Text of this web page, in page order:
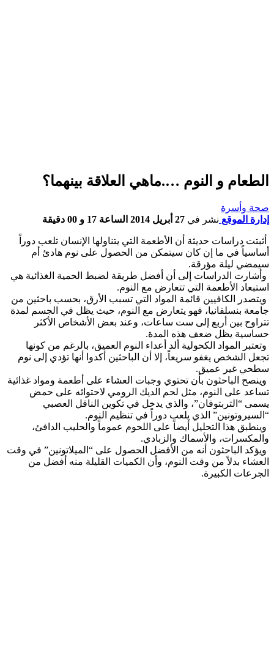
الطعام و النوم ….ماهي العلاقة بينهما؟
صحة وأسرة
إدارة الموقع نشر في 27 أبريل 2014 الساعة 17 و 00 دقيقة
أثبتت دراسات حديثة أن الأطعمة التي يتناولها الإنسان تلعب دوراً
أساسياً في ما إن كان سيتمكن من الحصول على نوم هادئ أم
سيمضي ليلة مؤرقة.
وأشارت الدراسات إلى أن أفضل طريقة لضبط الحمية الغذائية هي
استبعاد الأطعمة التي تتعارض مع النوم.
ويتصدر الكافيين قائمة المواد التي تسبب الأرق، بحسب باحثين من
جامعة بنسلفانيا، فهو يتعارض مع النوم، حيث يظل في الجسم لمدة
تتراوح بين أربع إلى ست ساعات، وعند بعض الأشخاص الأكثر
حساسية يظل ضعف هذه المدة.
وتعتبر المواد الكحولية ألد أعداء النوم العميق، بالرغم من كونها
تجعل الشخص يغفو سريعاً، إلا أن الباحثين أكدوا أنها تؤدي إلى نوم
سطحي غير عميق.
وينصح الباحثون بأن تحتوي وجبات العشاء على أطعمة ومواد غذائية
تساعد على النوم، مثل لحم الديك الرومي لاحتوائه على حمض
يسمى “التربتوفان”، والذي يدخل في تكوين الناقل العصبي
“السيروتونين” الذي يلعب دوراً في تنظيم النوم.
وينطبق هذا التحليل أيضاً على اللحوم عموماً والحليب الدافئ،
والمكسرات، والأسماك والزبادي.
ويؤكد الباحثون أنه من الأفضل الحصول على “الميلاتونين” في وقت
العشاء بدلاً من وقت النوم، وأن الكميات القليلة منه أفضل من
الجرعات الكبيرة.